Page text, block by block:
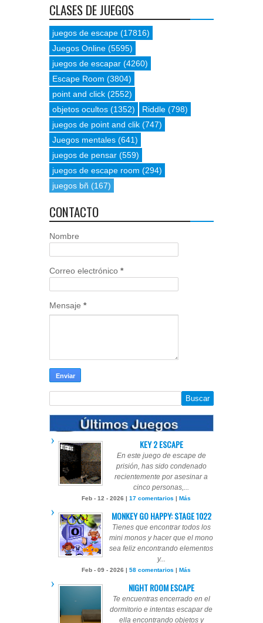
CLASES DE JUEGOS
juegos de escape (17816)
Juegos Online (5595)
juegos de escapar (4260)
Escape Room (3804)
point and click (2552)
objetos ocultos (1352) Riddle (798)
juegos de point and clik (747)
Juegos mentales (641)
juegos de pensar (559)
juegos de escape room (294)
juegos bñ (167)
CONTACTO
Nombre
Correo electrónico *
Mensaje *
KEY 2 ESCAPE
En este juego de escape de
prisión, has sido condenado
recientemente por asesinar a
cinco personas,...
Feb - 12 - 2026 | 17 comentarios | Más
MONKEY GO HAPPY: STAGE 1022
Tienes que encontrar todos los
mini monos y hacer que el mono
sea feliz encontrando elementos
y...
Feb - 09 - 2026 | 58 comentarios | Más
NIGHT ROOM ESCAPE
Te encuentras encerrado en el
dormitorio e intentas escapar de
ella encontrando objetos y